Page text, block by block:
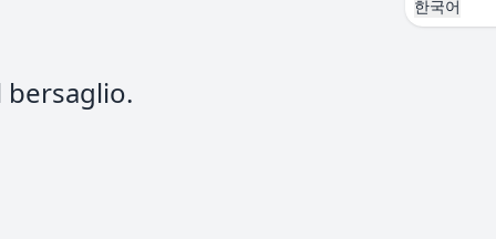
한국어
bersaglio.